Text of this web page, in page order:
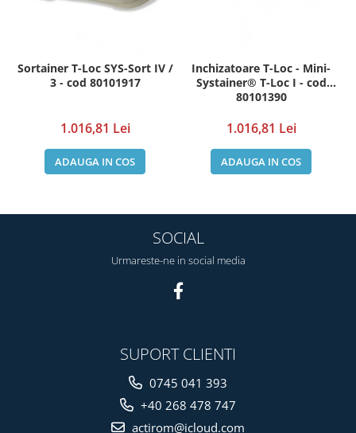
Sortainer T-Loc SYS-Sort IV /
3 - cod 80101917
1.016,81 Lei
ADAUGA IN COS
Inchizatoare T-Loc - Mini-
Systainer® T-Loc I - cod
80101390
1.016,81 Lei
ADAUGA IN COS
SOCIAL
Urmareste-ne in social media
SUPORT CLIENTI
0745 041 393
+40 268 478 747
actirom@icloud.com